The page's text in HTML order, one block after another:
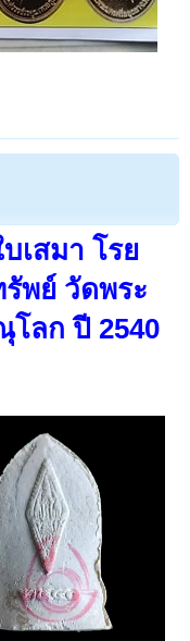
เสมา โรย
พย์ วัดพระ
ลก ปี 2540